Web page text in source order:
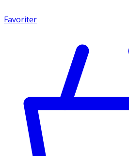
Favoriter